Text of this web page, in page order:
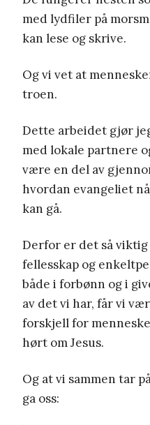
med lydfiler på
kan lese og skrive.
Og vi vet at
troen.
Dette arbeidet gjør
med lokale partnere
være en del av
hvordan evangeliet
kan gå.
Derfor er det så viktig
fellesskap og
både i forbønn og i
av det vi har, får vi
forskjell for
hørt om Jesus.
Og at vi sammen tar
ga oss: